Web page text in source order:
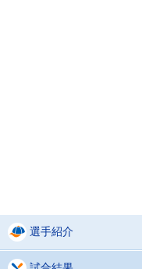
選手紹介